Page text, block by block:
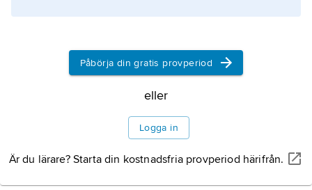
Påbörja din gratis provperiod
eller
Logga in
Är du lärare? Starta din kostnadsfria provperiod härifrån.